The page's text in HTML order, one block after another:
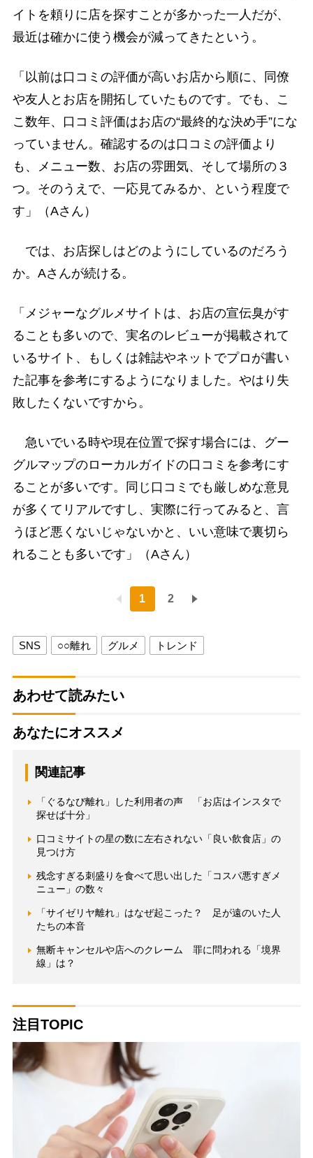
イトを頼りに店を探すことが多かった一人だが、
最近は確かに使う機会が減ってきたという。
「以前は口コミの評価が高いお店から順に、同僚
や友人とお店を開拓していたものです。でも、こ
こ数年、口コミ評価はお店の“最終的な決め手”にな
っていません。確認するのは口コミの評価より
も、メニュー数、お店の雰囲気、そして場所の３
つ。そのうえで、一応見てみるか、という程度で
す」（Aさん）
では、お店探しはどのようにしているのだろう
か。Aさんが続ける。
「メジャーなグルメサイトは、お店の宣伝臭がす
ることも多いので、実名のレビューが掲載されて
いるサイト、もしくは雑誌やネットでプロが書い
た記事を参考にするようになりました。やはり失
敗したくないですから。
急いでいる時や現在位置で探す場合には、グー
グルマップのローカルガイドの口コミを参考にす
ることが多いです。同じ口コミでも厳しめな意見
が多くてリアルですし、実際に行ってみると、言
うほど悪くないじゃないかと、いい意味で裏切ら
れることも多いです」（Aさん）
1 2
SNS ○○離れ グルメ トレンド
あわせて読みたい
あなたにオススメ
関連記事
「ぐるなび離れ」した利用者の声 「お店はインスタで
探せば十分」
口コミサイトの星の数に左右されない「良い飲食店」の
見つけ方
残念すぎる刺盛りを食べて思い出した「コスパ悪すぎメ
ニュー」の数々
「サイゼリヤ離れ」はなぜ起こった？ 足が遠のいた人
たちの本音
無断キャンセルや店へのクレーム 罪に問われる「境界
線」は？
注目TOPIC